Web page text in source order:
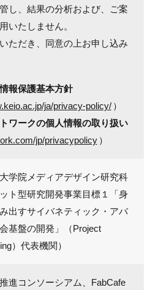
し、結果の分析および、ご案
いたしません。
ただき、同意の上お申し込み
報保護基本方針
ja/privacy-policy/ ）
ワークの個人情報の取り扱い
jp/privacypolicy ）
学院メディアデザイン研究科
ト型研究開発事業目標１「身
出すサイバネティック・アバ
基盤の開発」（Project
）代表機関）
進コンソーシアム、FabCafe